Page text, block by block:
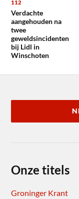
112
Verdachte
aangehouden na
twee
geweldsincidenten
bij Lidl in
Winschoten
Onze titels
Groninger Krant